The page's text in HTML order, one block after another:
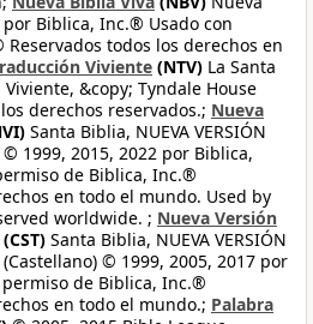
Biblica, Inc.® Usado con
todos los derechos en
Viviente (NTV) La Santa
&copy; Tyndale House
derechos reservados.; Nueva
Santa Biblia, NUEVA VERSIÓN
1999, 2015, 2022 por Biblica,
de Biblica, Inc.®
en todo el mundo. Used by
worldwide. ; Nueva Versión
(CST) Santa Biblia, NUEVA VERSIÓN
© 1999, 2005, 2017 por
de Biblica, Inc.®
en todo el mundo.; Palabra